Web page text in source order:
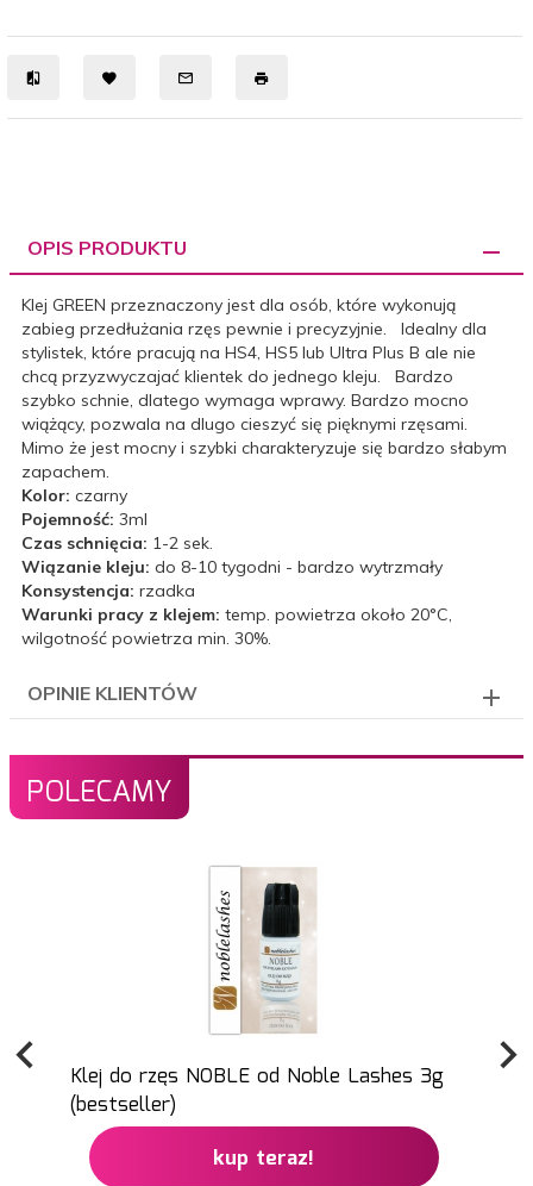
OPIS PRODUKTU
Klej GREEN przeznaczony jest dla osób, które wykonują
zabieg przedłużania rzęs pewnie i precyzyjnie. Idealny dla
stylistek, które pracują na HS4, HS5 lub Ultra Plus B ale nie
chcą przyzwyczajać klientek do jednego kleju. Bardzo
szybko schnie, dlatego wymaga wprawy. Bardzo mocno
wiążący, pozwala na dlugo cieszyć się pięknymi rzęsami.
Mimo że jest mocny i szybki charakteryzuje się bardzo słabym
zapachem.
Kolor: czarny
Pojemność: 3ml
Czas schnięcia: 1-2 sek.
Wiązanie kleju: do 8-10 tygodni - bardzo wytrzmały
Konsystencja: rzadka
Warunki pracy z klejem: temp. powietrza około 20°C,
wilgotność powietrza min. 30%.
OPINIE KLIENTÓW
POLECAMY
Klej do rzęs NOBLE od Noble Lashes 3g
(bestseller)
kup teraz!